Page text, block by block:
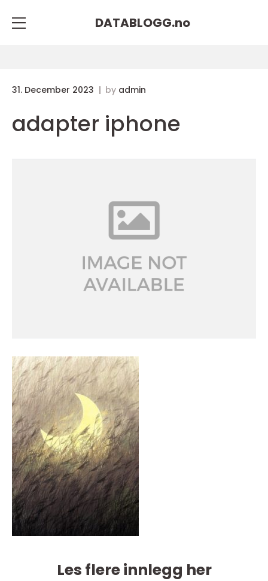
DATABLOGG.no
31. December 2023 by admin
adapter iphone
Les flere innlegg her